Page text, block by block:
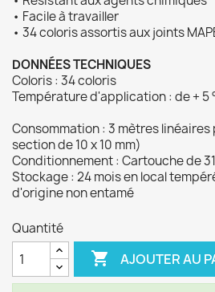
• Facile à travailler
• 34 coloris assortis aux joints
DONNÉES TECHNIQUES
Coloris : 34 coloris
Température d'application : de + 5
Consommation : 3 mètres
section de 10 x 10 mm)
Conditionnement : Cartouche de
Stockage : 24 mois en local
d'origine non entamé
Quantité
 AJOUTER AU